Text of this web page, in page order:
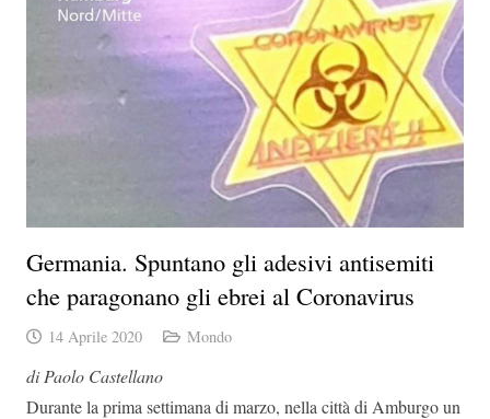
Germania. Spuntano gli adesivi antisemiti
che paragonano gli ebrei al Coronavirus
14 Aprile 2020 Mondo
di Paolo Castellano
Durante la prima settimana di marzo, nella città di Amburgo un